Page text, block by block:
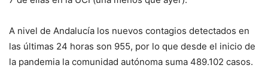
A nivel de Andalucía los nuevos contagios detectados en
las últimas 24 horas son 955, por lo que desde el inicio de
la pandemia la comunidad autónoma suma 489.102 casos.